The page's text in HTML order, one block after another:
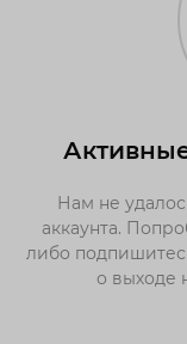
Нам не
аккаунта.
либо
о выходе